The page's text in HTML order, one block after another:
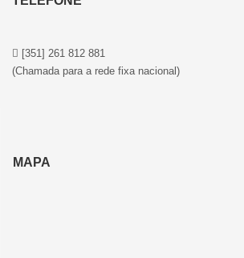
[351] 261 812 881
(Chamada para a rede fixa nacional)
MAPA